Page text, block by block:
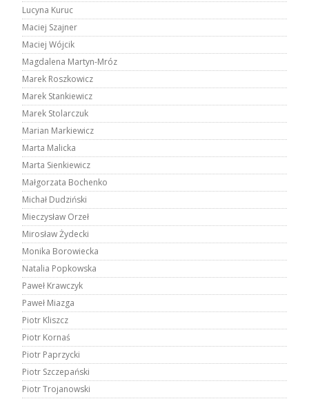
Lucyna Kuruc
Maciej Szajner
Maciej Wójcik
Magdalena Martyn-Mróz
Marek Roszkowicz
Marek Stankiewicz
Marek Stolarczuk
Marian Markiewicz
Marta Malicka
Marta Sienkiewicz
Małgorzata Bochenko
Michał Dudziński
Mieczysław Orzeł
Mirosław Żydecki
Monika Borowiecka
Natalia Popkowska
Paweł Krawczyk
Paweł Miazga
Piotr Kliszcz
Piotr Kornaś
Piotr Paprzycki
Piotr Szczepański
Piotr Trojanowski